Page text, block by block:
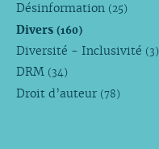
Désinformation (25)
Divers (160)
Diversité - Inclusivité (3)
DRM (34)
Droit d’auteur (78)